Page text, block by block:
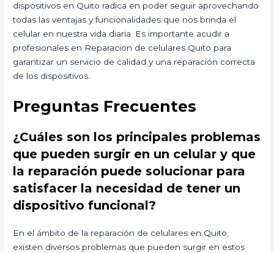
dispositivos en Quito radica en poder seguir aprovechando
todas las ventajas y funcionalidades que nos brinda el
celular en nuestra vida diaria. Es importante acudir a
profesionales en Reparacion de celulares Quito para
garantizar un servicio de calidad y una reparación correcta
de los dispositivos.
Preguntas Frecuentes
¿Cuáles son los principales problemas
que pueden surgir en un celular y que
la reparación puede solucionar para
satisfacer la necesidad de tener un
dispositivo funcional?
En el ámbito de la reparación de celulares en Quito,
existen diversos problemas que pueden surgir en estos